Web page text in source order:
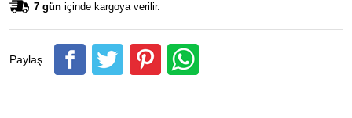
7 gün içinde kargoya verilir.
Paylaş